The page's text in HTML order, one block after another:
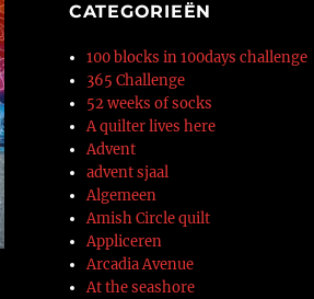
CATEGORIEËN
100 blocks in 100days challenge
365 Challenge
52 weeks of socks
A quilter lives here
Advent
advent sjaal
Algemeen
Amish Circle quilt
Appliceren
Arcadia Avenue
At the seashore